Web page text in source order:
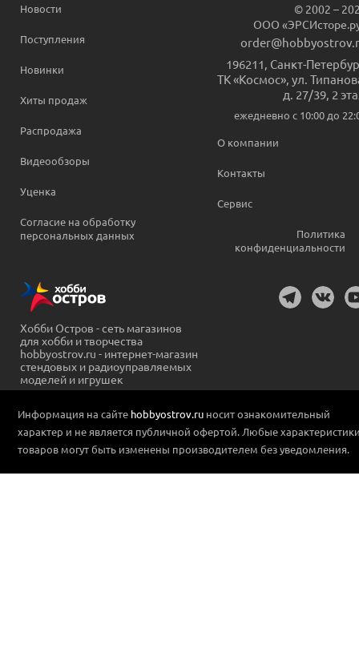
Новости
Поступления
Новинки
Хиты продаж
Распродажа
Видеообзоры
Уценка
Согласие на обработку
персональных данных
© 2002 –
ООО
196211 Санкт-
ТК «Космос», ул.
д. 27/39, 2
ежедневно c 10:00 до
О компании
Контакты
Сервис
Политика
конфиденциальности
Хобби Остров - сеть магазинов
для хобби и творчества
hobbyostrov.ru - интернет-магазин
стендовых и радиоуправляемых
моделей и игрушек
Информация на сайте hobbyostrov.ru носит ознакомительный
характер и не является публичной офертой. Любые
товаров могут быть изменены производителем без уведомления.